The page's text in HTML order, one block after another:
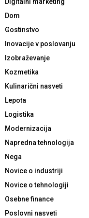
Dom
Gostinstvo
Inovacije v poslovanju
Izobraževanje
Kozmetika
Kulinarični nasveti
Lepota
Logistika
Modernizacija
Napredna tehnologija
Nega
Novice o industriji
Novice o tehnologiji
Osebne finance
Poslovni nasveti